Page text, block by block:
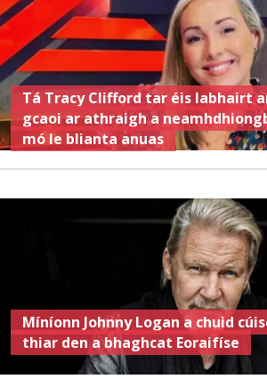
Tá Tracy Clifford tar éis labhairt
gcaoi ar athraigh a
mó le blianta anuas
Míníonn Johnny Logan a chuid
thiar den a bhaghcat Eoraifíse